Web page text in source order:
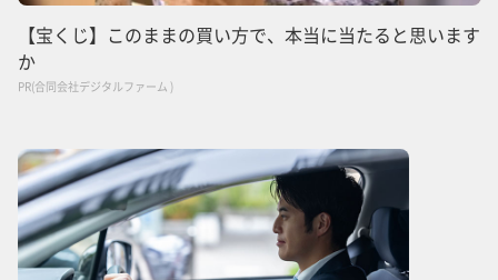
【宝くじ】このままの買い方で、本当に当たると思います
か
PR(合同会社デジタルファーム )